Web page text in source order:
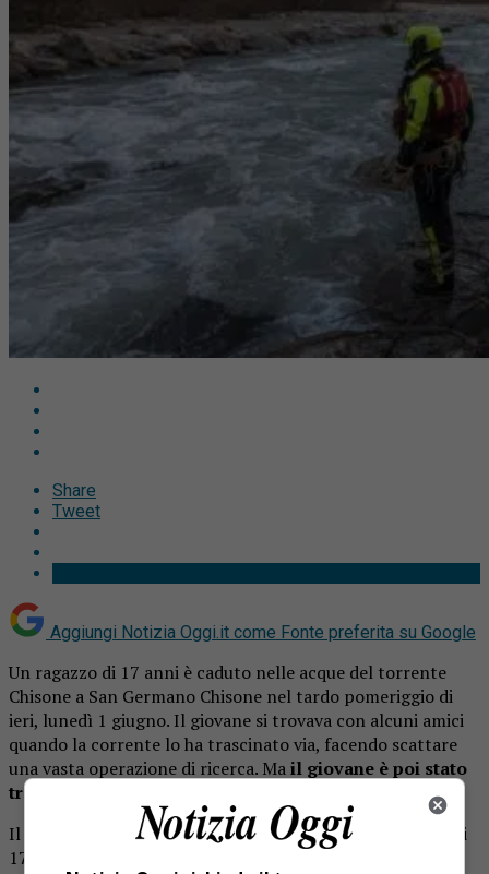
Share
Tweet
Aggiungi Notizia Oggi.it come Fonte preferita su Google
Un ragazzo di 17 anni è caduto nelle acque del torrente
Chisone a San Germano Chisone nel tardo pomeriggio di
ieri, lunedì 1 giugno. Il giovane si trovava con alcuni amici
quando la corrente lo ha trascinato via, facendo scattare
una vasta operazione di ricerca. Mail giovane è poi stato
trovato ormai senza vita
Il gruppo, formato da una decina di adolescenti tra i 16 e i
17 anni, era sulle rocce in un tratto del torrente dove